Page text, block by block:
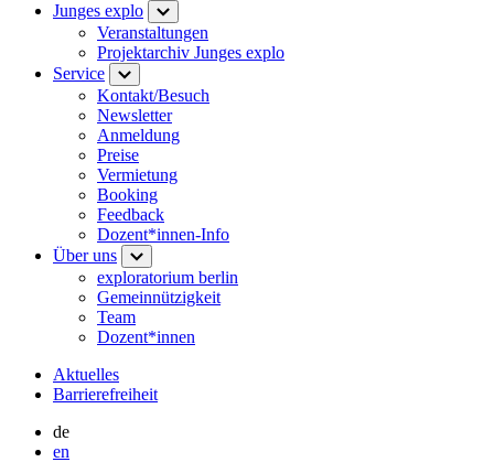
Junges explo
Veranstaltungen
Projektarchiv Junges explo
Service
Kontakt/Besuch
Newsletter
Anmeldung
Preise
Vermietung
Booking
Feedback
Dozent*innen-Info
Über uns
exploratorium berlin
Gemeinnützigkeit
Team
Dozent*innen
Aktuelles
Barrierefreiheit
de
en